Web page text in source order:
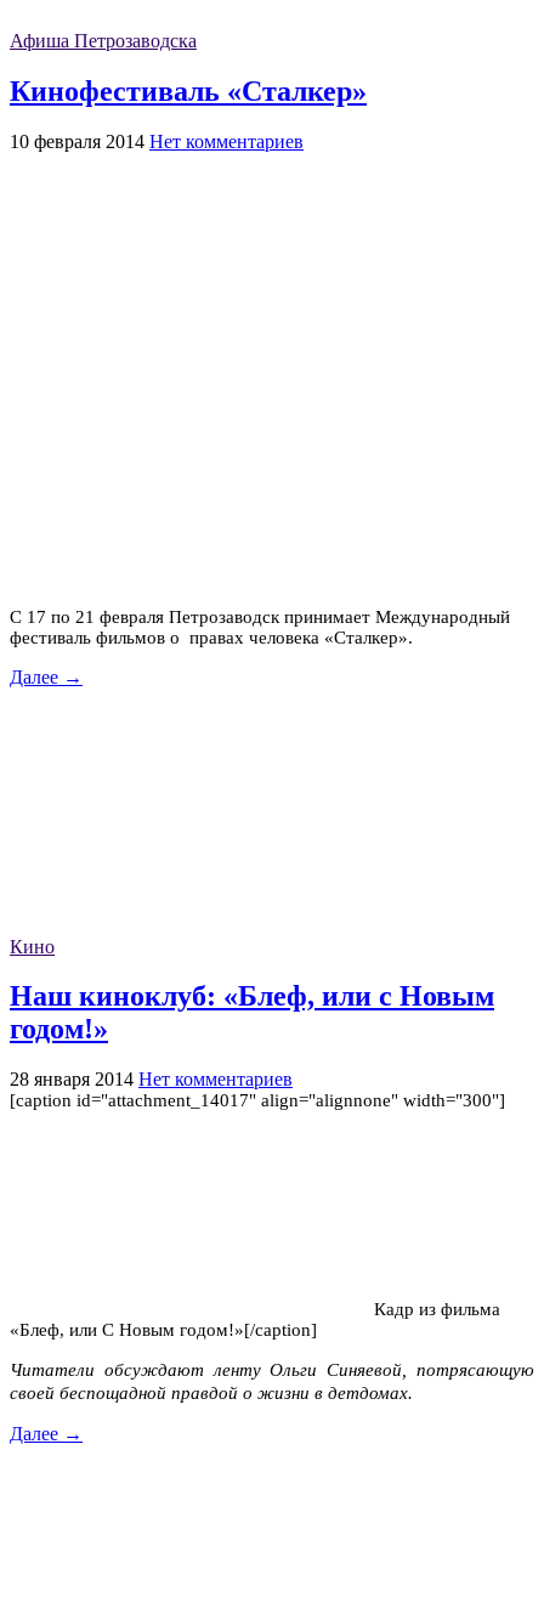
Афиша Петрозаводска
Кинофестиваль «Сталкер»
10 февраля 2014 Нет комментариев
С 17 по 21 февраля Петрозаводск принимает Международный
фестиваль фильмов о правах человека «Сталкер».
Далее →
Кино
Наш киноклуб: «Блеф, или с Новым
годом!»
28 января 2014 Нет комментариев
[caption id="attachment_14017" align="alignnone" width="300"]
Кадр из фильма
«Блеф, или С Новым годом!»[/caption]
Читатели обсуждают лентуОльги Синяевой, потрясающую
своей беспощадной правдой о жизни в детдомах.
Далее →